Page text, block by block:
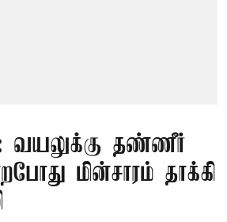
வயலுக்கு தண்ணீர்
மின்சாரம் தாக்கி